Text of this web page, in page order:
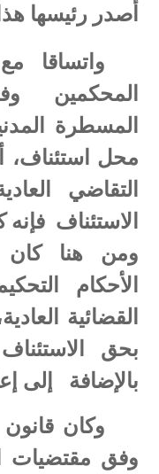
أصدر رئيسها هذا
واتساقا
المحكمين
المسطرة
محل استئناف،
التقاضي
الاستئناف
ومن هنا كان
الأحكام
القضائية
بحق
بالإضافة إلى
وكان
وفق مقتضيات